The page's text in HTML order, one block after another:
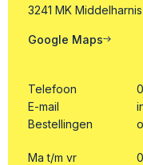
3241 MK Middelharnis
Google Maps
Telefoon
E-mail
Bestellingen
Ma t/m vr